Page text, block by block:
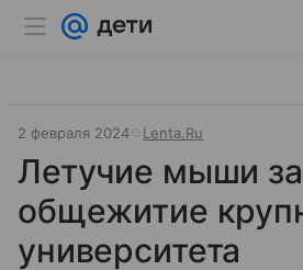
2 февраля 2024 Lenta.Ru
Летучие мыши
общежитие
университета